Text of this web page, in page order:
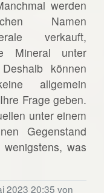
werden
Namen
verkauft,
Mineral unter
können
allgemein
Frage geben.
unter einem
Gegenstand
was
2023 20:35 von